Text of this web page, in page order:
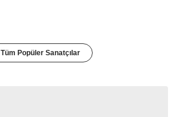
Tüm Popüler Sanatçılar